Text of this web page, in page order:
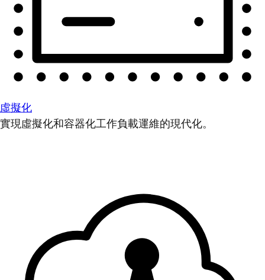
虛擬化
實現虛擬化和容器化工作負載運維的現代化。